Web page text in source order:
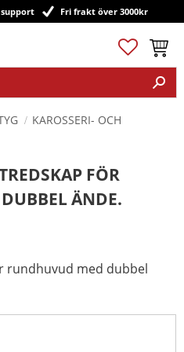
support Fri frakt över 3000kr
Favoriter
KAROSSERI- OCH
FÖR
ÄNDE.
rundhuvud med dubbel